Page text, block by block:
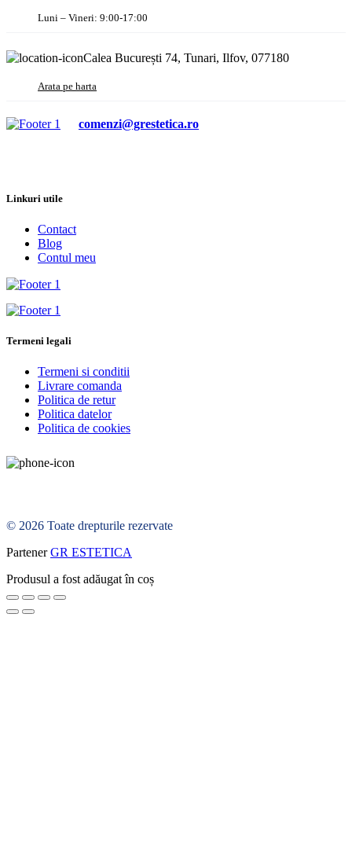
Luni – Vineri: 9:00-17:00
Calea București 74, Tunari, Ilfov, 077180
Arata pe harta
comenzi@grestetica.ro
Linkuri utile
Contact
Blog
Contul meu
Termeni legali
Termeni si conditii
Livrare comanda
Politica de retur
Politica datelor
Politica de cookies
© 2026 Toate drepturile rezervate
PartenerGR ESTETICA
Produsul a fost adăugat în coș